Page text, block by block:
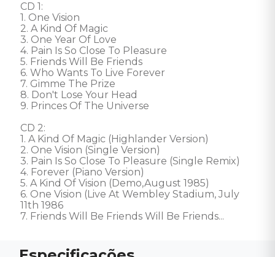
CD 1:
1. One Vision
2. A Kind Of Magic
3. One Year Of Love
4. Pain Is So Close To Pleasure
5. Friends Will Be Friends
6. Who Wants To Live Forever
7. Gimme The Prize
8. Don't Lose Your Head
9. Princes Of The Universe
CD 2:
1. A Kind Of Magic (Highlander Version)
2. One Vision (Single Version)
3. Pain Is So Close To Pleasure (Single Remix)
4. Forever (Piano Version)
5. A Kind Of Vision (Demo,August 1985)
6. One Vision (Live At Wembley Stadium, July
11th 1986
7. Friends Will Be Friends Will Be Friends...